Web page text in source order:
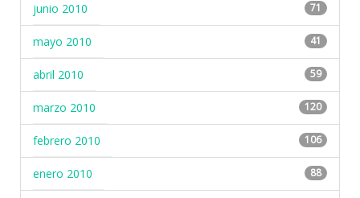
junio 2010 71
mayo 2010 41
abril 2010 59
marzo 2010 120
febrero 2010 106
enero 2010 88